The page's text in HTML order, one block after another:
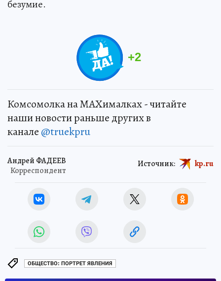
безумие.
+2
Комсомолка на MAXималках - читайте
наши новости раньше других в
канале @truekpru
Андрей ФАДЕЕВ
Корреспондент
Источник: kp.ru
ОБЩЕСТВО: ПОРТРЕТ ЯВЛЕНИЯ